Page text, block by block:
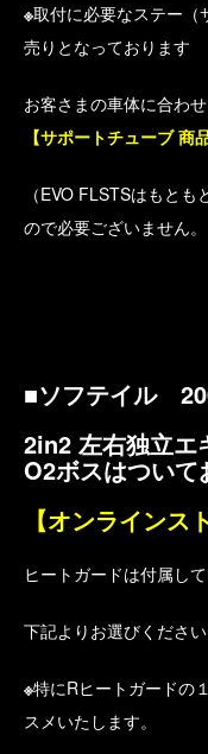
※取付に必要なステー
売りとなっております
お客さまの車体に合わ
【サポートチューブ 商
（EVO FLSTSはもと
ので必要ございません。
■ソフテイル
2in2 左右独立
O2ボスはついて
【オンラインス
ヒートガードは付属し
下記よりお選びください
※特にRヒートガードの
スメいたします。